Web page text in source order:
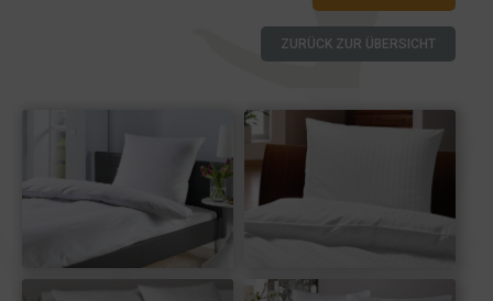
ZURÜCK ZUR ÜBERSICHT